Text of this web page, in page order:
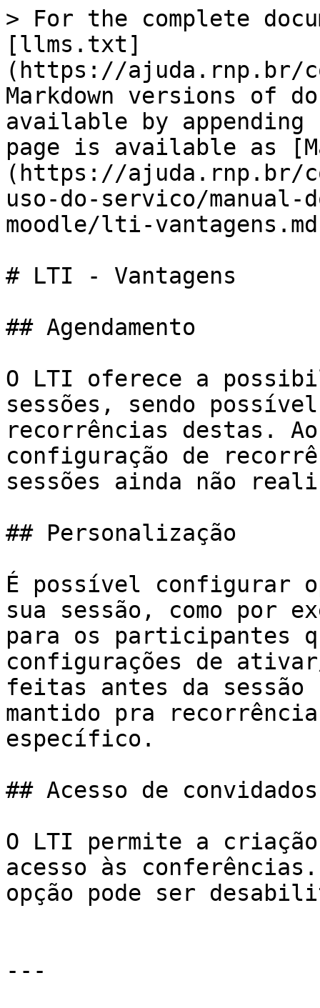
> For the complete
[llms.txt]
(https://ajuda.rnp.br/
Markdown versions of
available by
page is available as
(https://ajuda.rnp.br/
uso-do-servico/
moodle/lti-
# LTI - Vantagens
## Agendamento
O LTI oferece a
sessões, sendo
recorrências destas.
configuração de
sessões ainda não
## Personalização
É possível configurar
sua sessão, como por
para os participantes
configurações de
feitas antes da
mantido pra
específico.
## Acesso de convidados
O LTI permite a
acesso às
opção pode ser
---